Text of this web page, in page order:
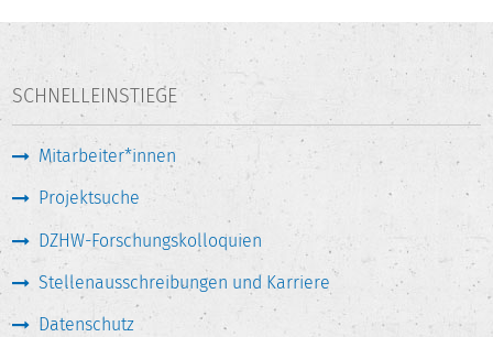
SCHNELLEINSTIEGE
Mitarbeiter*innen
Projektsuche
DZHW-Forschungskolloquien
Stellenausschreibungen und Karriere
Datenschutz